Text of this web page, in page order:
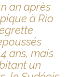
an après
à Rio
ans, mais
un